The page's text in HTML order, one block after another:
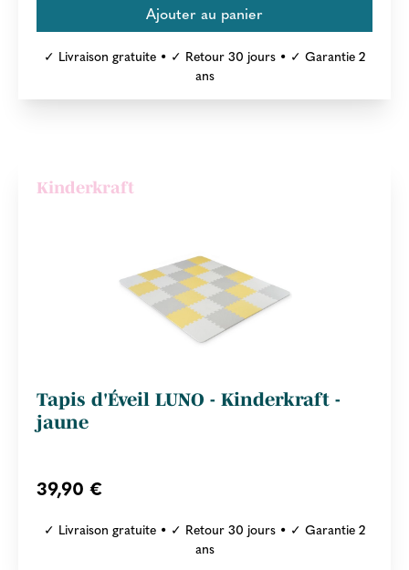
✓ Livraison gratuite • ✓ Retour 30 jours • ✓ Garantie 2
ans
Kinderkraft
Tapis d'Éveil LUNO - Kinderkraft -
jaune
39,90 €
✓ Livraison gratuite • ✓ Retour 30 jours • ✓ Garantie 2
ans